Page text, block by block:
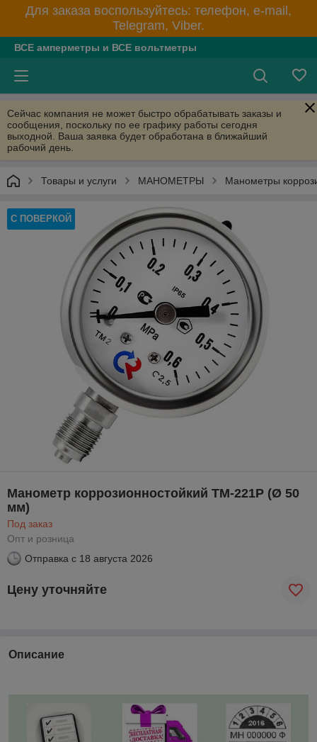
Для заказа воспользуйтесь: телефон, e-mail,
Telegram, Viber.
ВСЕ амперметры и ВСЕ вольтметры
Сейчас компания не может быстро обрабатывать заказы и
сообщения, поскольку по ее графику работы сегодня
выходной. Ваша заявка будет обработана в ближайший
рабочий день.
Товары и услуги МАНОМЕТРЫ Манометры
С ПОВЕРКОЙ
Манометр коррозионностойкий ТМ-221Р (Ø 50
мм)
Под заказ
Опт и розница
Отправка с 18 августа 2026
Цену уточняйте
Описание